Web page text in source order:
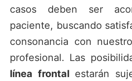
casos deben ser
paciente, buscando
consonancia con
profesional. Las
línea frontalestarán